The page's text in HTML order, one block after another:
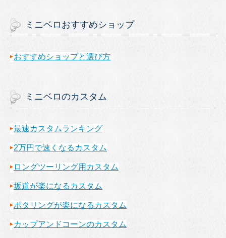
ミニベロおすすめショップ
おすすめショップと選び方
ミニベロのカスタム
最速カスタムランキング
2万円で速くなるカスタム
ロングツーリング用カスタム
坂道が楽になるカスタム
ポタリングが楽になるカスタム
カップアンドコーンのカスタム